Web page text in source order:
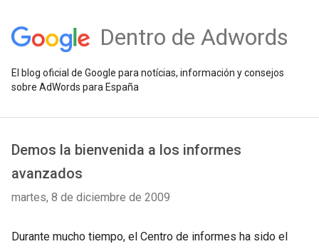
Dentro de Adwords
El blog oficial de Google para notícias, información y consejos
sobre AdWords para España
Demos la bienvenida a los informes
avanzados
martes, 8 de diciembre de 2009
Durante mucho tiempo, el Centro de informes ha sido el